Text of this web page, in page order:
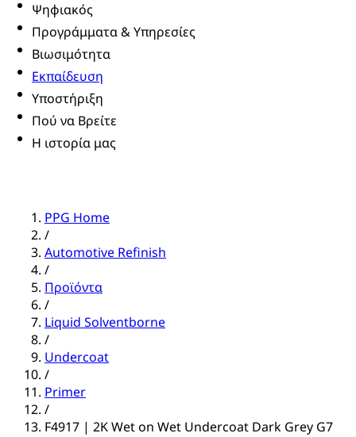
Ψηφιακός
Προγράμματα & Υπηρεσίες
Βιωσιμότητα
Εκπαίδευση
Υποστήριξη
Πού να Βρείτε
Η ιστορία μας
PPG Home
/
Automotive Refinish
/
Προϊόντα
/
Liquid Solventborne
/
Undercoat
/
Primer
/
F4917 | 2K Wet on Wet Undercoat Dark Grey G7